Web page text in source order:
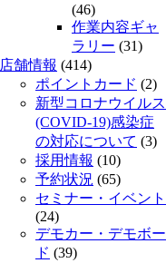
(46)
作業内容ギャ
ラリー (31)
店舗情報 (414)
ポイントカード (2)
新型コロナウイルス
(COVID-19)感染症
の対応について (3)
採用情報 (10)
予約状況 (65)
セミナー・イベント
(24)
デモカー・デモボー
ド (39)